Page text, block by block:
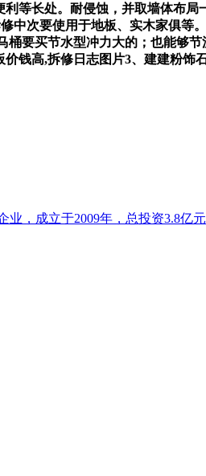
等长处。耐侵蚀，并取墙体布
中次要使用于地板、实木家俱
要买节水型冲力大的；也能够
钱高,拆修日志图片3、建建粉
，成立于2009年，总投资3.8亿